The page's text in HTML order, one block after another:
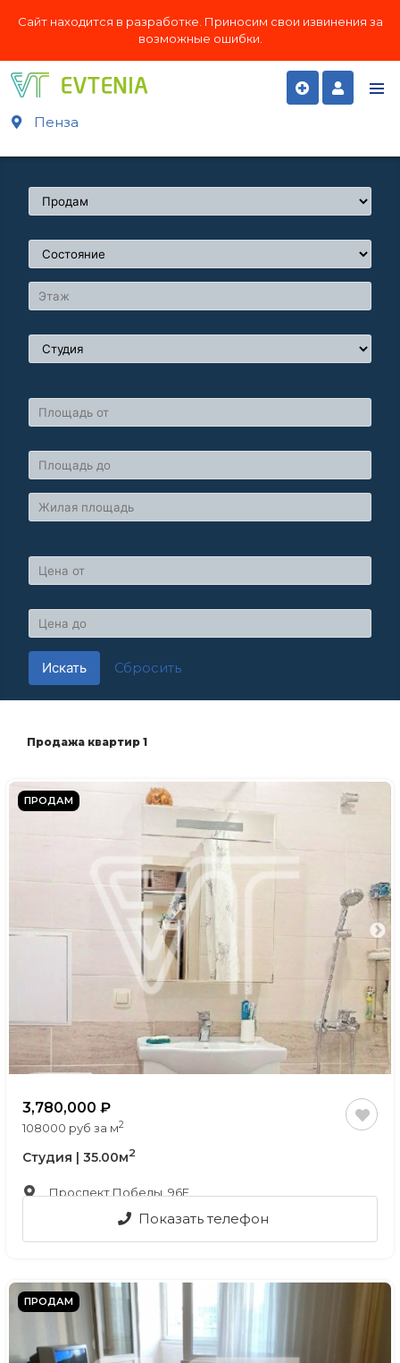
Сайт находится в разработке. Приносим свои извинения за
возможные ошибки.
Пенза
Искать Сбросить
Продажа квартир 1
ПРОДАМ
3,780,000
108000 руб за м2
Студия | 35.00м2
, Проспект Победы, 96Е
Показать телефон
ПРОДАМ